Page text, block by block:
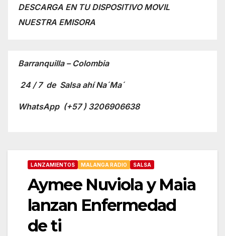
DESCARGA EN TU DISPOSITIVO MOVIL
NUESTRA EMISORA
Barranquilla – Colombia
24 / 7 de Salsa ahí Na´Ma´
WhatsApp (+57 ) 3206906638
LANZAMIENTOS MALANGA RADIO SALSA
Aymee Nuviola y Maia
lanzan Enfermedad
de ti